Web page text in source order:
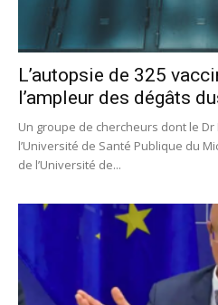
L’autopsie de 325
l’ampleur des dégâts
Un groupe de chercheurs dont le Dr
l’Université de Santé Publique du
de l’Université de...